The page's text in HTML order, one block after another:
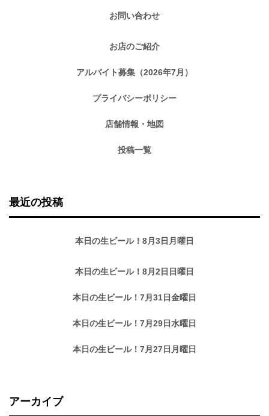
お問い合わせ
お店のご紹介
アルバイト募集（2026年7月）
プライバシーポリシー
店舗情報・地図
投稿一覧
最近の投稿
本日の生ビール！8月3日月曜日
本日の生ビール！8月2日日曜日
本日の生ビール！7月31日金曜日
本日の生ビール！7月29日水曜日
本日の生ビール！7月27日月曜日
アーカイブ